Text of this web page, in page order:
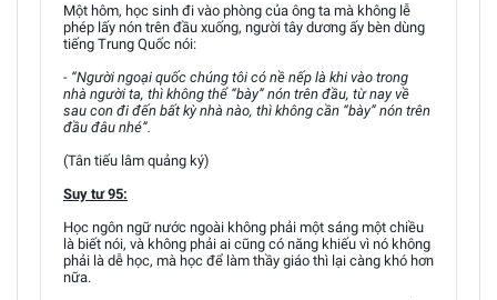
Một hôm, học sinh đi vào phòng của ông ta mà không lễ
phép lấy nón trên đầu xuống, người tây dương ấy bèn dùng
tiếng Trung Quốc nói:
- “Người ngoại quốc chúng tôi có nề nếp là khi vào trong
nhà người ta, thì không thể “bày” nón trên đầu, từ nay về
sau con đi đến bất kỳ nhà nào, thì không cần “bày” nón trên
đầu đâu nhé”.
(Tân tiếu lâm quảng ký)
Suy tư 95:
Học ngôn ngữ nước ngoài không phải một sáng một chiều
là biết nói, và không phải ai cũng có năng khiếu vì nó không
phải là dễ học, mà học để làm thầy giáo thì lại càng khó hơn
nữa.